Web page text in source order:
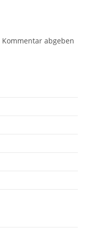
abgeben